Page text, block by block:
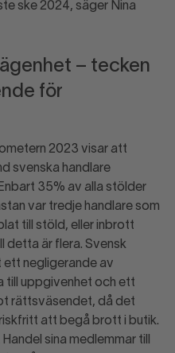
ske 2024, säger Nina
– tecken
för
2023 visar att
svenska handlare
35% av alla stölder
var tredje handlare som
till stöld, eller inbrott
detta är flera. Svensk
ett negligerande av
till uppgivenhet och ett
rättsväsendet, då det
att begå brott i butik.
sina medlemmar till